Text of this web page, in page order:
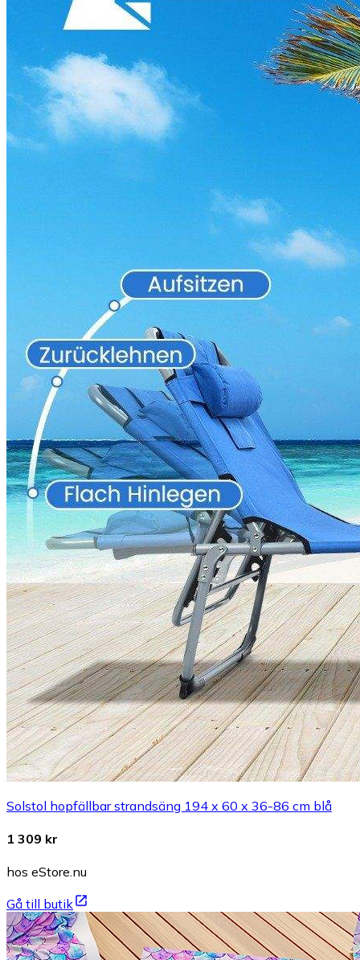
Solstol hopfällbar strandsäng 194 x 60 x 36-86 cm blå
1 309 kr
hos eStore.nu
Gå till butik